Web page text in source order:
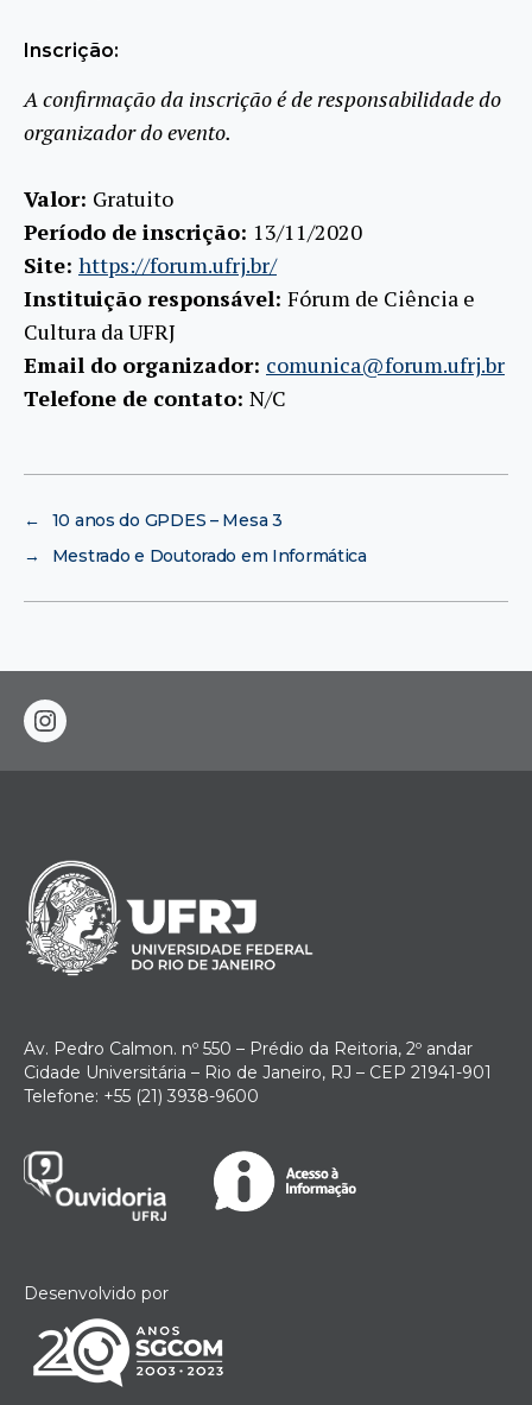
Inscrição:
A confirmação da inscrição é de responsabilidade do
organizador do evento.
Valor: Gratuito
Período de inscrição: 13/11/2020
Site: https://forum.ufrj.br/
Instituição responsável: Fórum de Ciência e
Cultura da UFRJ
Email do organizador: comunica@forum.ufrj.br
Telefone de contato: N/C
←
10 anos do GPDES – Mesa 3
→
Mestrado e Doutorado em Informática
instagram
Av. Pedro Calmon. nº 550 – Prédio da Reitoria, 2º andar
Cidade Universitária – Rio de Janeiro, RJ – CEP 21941-901
Telefone: +55 (21) 3938-9600
Desenvolvido por